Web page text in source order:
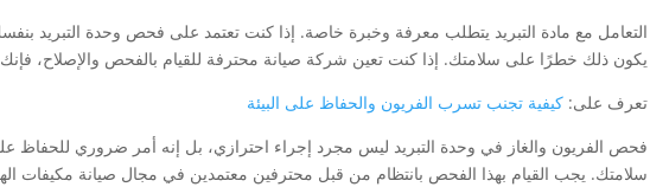
التعامل مع مادة التبريد يتطلب معرفة وخبرة خاصة. إذا كنت تعتمد على فحص وحدة التبريد
يكون ذلك خطرًا على سلامتك. إذا كنت تعين شركة صيانة محترفة للقيام بالفحص والإصلاح،
تعرف على: كيفية تجنب تسرب الفريون والحفاظ على البيئة
فحص الفريون والغاز في وحدة التبريد ليس مجرد إجراء احترازي، بل إنه أمر ضروري للحفاظ
سلامتك. يجب القيام بهذا الفحص بانتظام من قبل محترفين معتمدين في مجال صيانة مكيفات